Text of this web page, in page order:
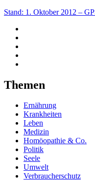
Stand: 1. Oktober 2012 –
Themen
Ernährung
Krankheiten
Leben
Medizin
Homöopathie & Co.
Politik
Seele
Umwelt
Verbraucherschutz